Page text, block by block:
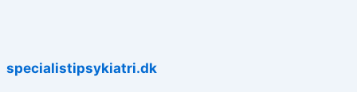
specialistipsykiatri.dk